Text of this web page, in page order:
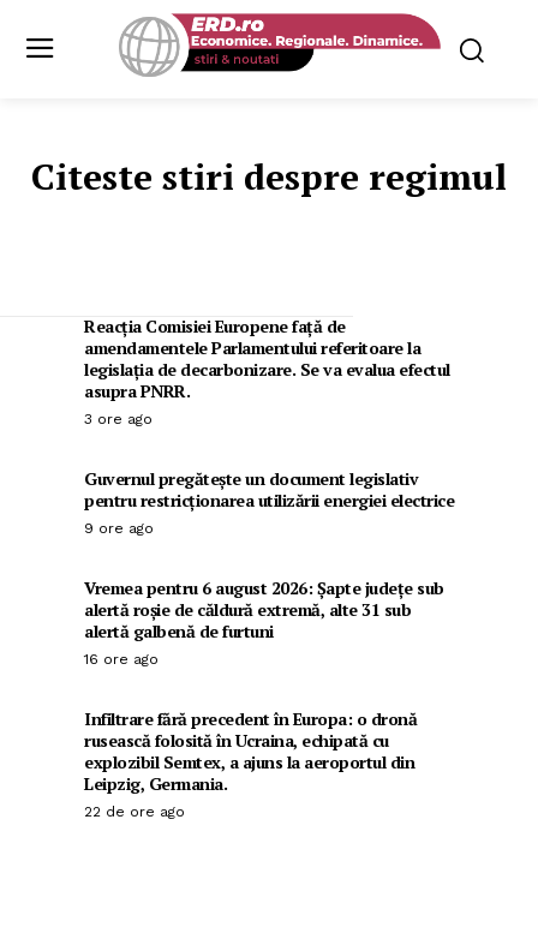
Citeste stiri despre regimul
Reacția Comisiei Europene față de
amendamentele Parlamentului referitoare la
legislația de decarbonizare. Se va evalua efectul
asupra PNRR.
3 ore ago
Guvernul pregătește un document legislativ
pentru restricționarea utilizării energiei electrice
9 ore ago
Vremea pentru 6 august 2026: Șapte județe sub
alertă roșie de căldură extremă, alte 31 sub
alertă galbenă de furtuni
16 ore ago
Infiltrare fără precedent în Europa: o dronă
rusească folosită în Ucraina, echipată cu
explozibil Semtex, a ajuns la aeroportul din
Leipzig, Germania.
22 de ore ago